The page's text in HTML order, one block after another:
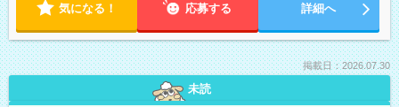
気になる！ 応募する 詳細へ
掲載日：2026.07.30
未読